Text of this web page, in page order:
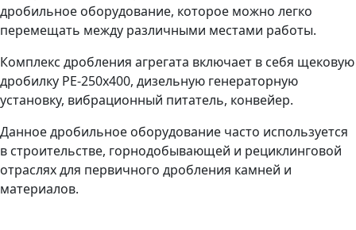
дробильное оборудование, которое можно легко
перемещать между различными местами работы.
Комплекс дробления агрегата включает в себя щековую
дробилку РЕ-250x400, дизельную генераторную
установку, вибрационный питатель, конвейер.
Данное дробильное оборудование часто используется
в строительстве, горнодобывающей и рециклинговой
отраслях для первичного дробления камней и
материалов.